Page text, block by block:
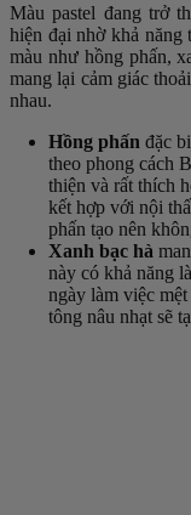
Màu pastel đang trở
hiện đại nhờ khả
màu như hồng phấn,
mang lại cảm giác
nhau.
Hồng phấn đặc
theo phong cách
thiện và rất thích
kết hợp với nội
phấn tạo nên
Xanh bạc hà
này có khả năng
ngày làm việc
tông nâu nhạt sẽ